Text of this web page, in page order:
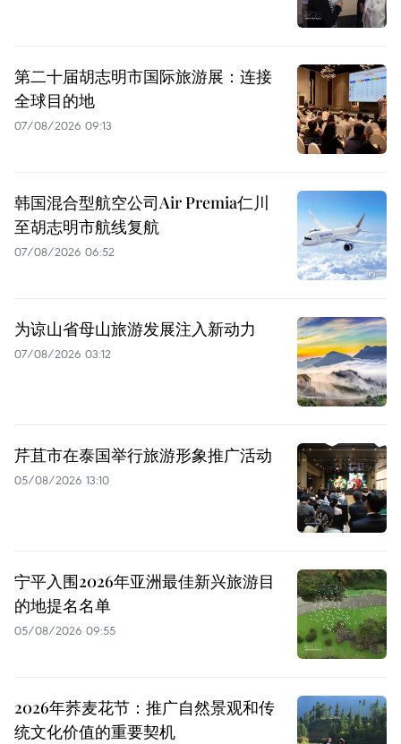
第二十届胡志明市国际旅游展：连接
全球目的地
07/08/2026 09:13
韩国混合型航空公司Air Premia仁川
至胡志明市航线复航
07/08/2026 06:52
为谅山省母山旅游发展注入新动力
07/08/2026 03:12
芹苴市在泰国举行旅游形象推广活动
05/08/2026 13:10
宁平入围2026年亚洲最佳新兴旅游目
的地提名名单
05/08/2026 09:55
2026年荞麦花节：推广自然景观和传
统文化价值的重要契机